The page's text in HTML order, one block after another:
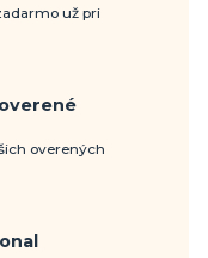
už pri
overených